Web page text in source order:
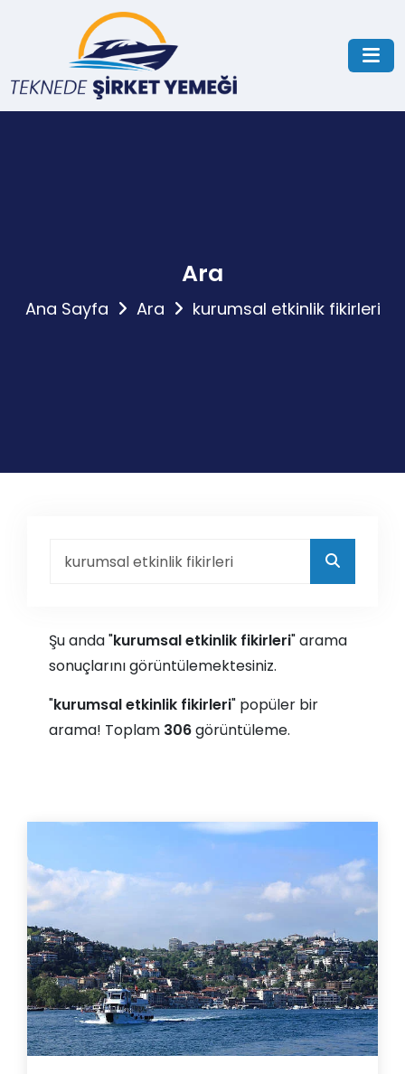
Ara
Ana Sayfa Ara kurumsal etkinlik fikirleri
Şu anda "kurumsal etkinlik fikirleri" arama
sonuçlarını görüntülemektesiniz.
"kurumsal etkinlik fikirleri" popüler bir
arama! Toplam 306görüntüleme.